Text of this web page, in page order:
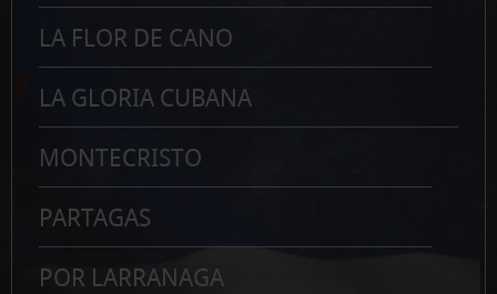
LA FLOR DE CANO
LA GLORIA CUBANA
MONTECRISTO
PARTAGAS
POR LARRANAGA